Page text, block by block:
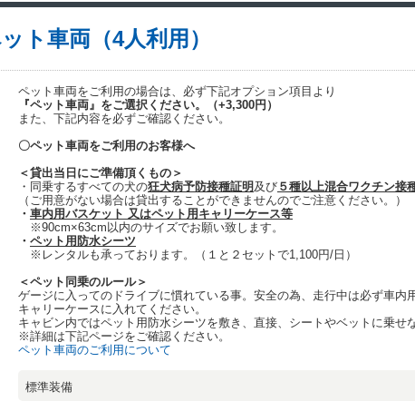
ト車両（4人利用）
ペット車両をご利用の場合は、必ず下記オプション項目より
『ペット車両』をご選択ください。（+3,300円）
また、下記内容を必ずご確認ください。
〇ペット車両をご利用のお客様へ
＜貸出当日にご準備頂くもの＞
・同乗するすべての犬の狂犬病予防接種証明 及び５種以上混合ワクチン接
（ご用意がない場合は貸出することができませんのでご注意ください。）
・ 車内用バスケット 又はペット用キャリーケース等
※90cm×63cm以内のサイズでお願い致します。
・ ペット用防水シーツ
※レンタルも承っております。（１と２セットで1,100円/日）
＜ペット同乗のルール＞
ゲージに入ってのドライブに慣れている事。安全の為、走行中は必ず車内
キャリーケースに入れてください。
キャビン内ではペット用防水シーツを敷き、直接、シートやベットに乗せ
※詳細は下記ページをご確認ください。
ペット車両のご利用について
標準装備